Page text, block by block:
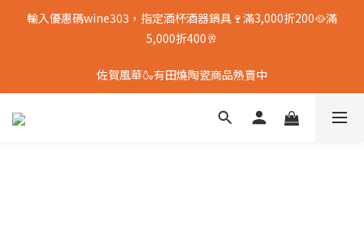
輸入優惠碼wine303，指定酒杯酒器鍋具🍷滿3,000折200🥘滿
5,000折400🥂
佐賀風華🍶有田燒陶瓷商品熱賣中